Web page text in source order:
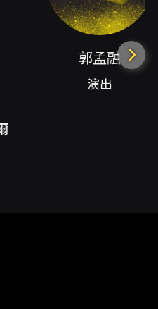
2026年8月27日晚在國家
一場兼具青年音樂家成
典鋼琴節目。演出曲目
重要室內鋼琴文獻：貝
琴奏鳴曲，作品31之
《幻想小品集，作品
獨中神的祝福〉（選自
品S.173/3）與B小調第
在音樂歷史語境中的詮
育體系並赴法深造，目
郭孟融
演出